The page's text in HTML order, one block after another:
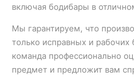
включая бодибары в
Мы гарантируем, что
только исправных и
команда профессионально
предмет и предложит вам